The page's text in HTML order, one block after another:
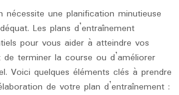
nécessite une planification minutieuse
Les plans d’entraînement
pour vous aider à atteindre vos
terminer la course ou d’améliorer
Voici quelques éléments clés à prendre
de votre plan d’entraînement :